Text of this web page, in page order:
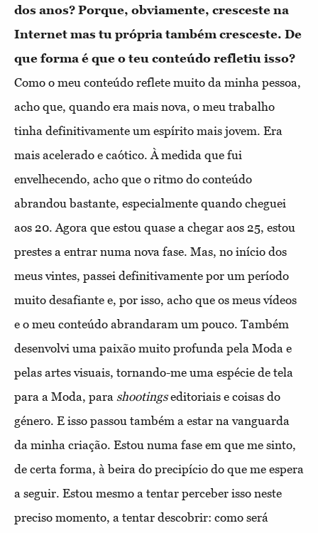
dos anos? Porque, obviamente, cresceste na
Internet mas tu própria também cresceste. De
que forma é que o teu conteúdo refletiu isso?
Como o meu conteúdo reflete muito da minha pessoa,
acho que, quando era mais nova, o meu trabalho
tinha definitivamente um espírito mais jovem. Era
mais acelerado e caótico. À medida que fui
envelhecendo, acho que o ritmo do conteúdo
abrandou bastante, especialmente quando cheguei
aos 20. Agora que estou quase a chegar aos 25, estou
prestes a entrar numa nova fase. Mas, no início dos
meus vintes, passei definitivamente por um período
muito desafiante e, por isso, acho que os meus vídeos
e o meu conteúdo abrandaram um pouco. Também
desenvolvi uma paixão muito profunda pela Moda e
pelas artes visuais, tornando-me uma espécie de tela
para a Moda, para shootingseditoriais e coisas do
género. E isso passou também a estar na vanguarda
da minha criação. Estou numa fase em que me sinto,
de certa forma, à beira do precipício do que me espera
a seguir. Estou mesmo a tentar perceber isso neste
preciso momento, a tentar descobrir: como será